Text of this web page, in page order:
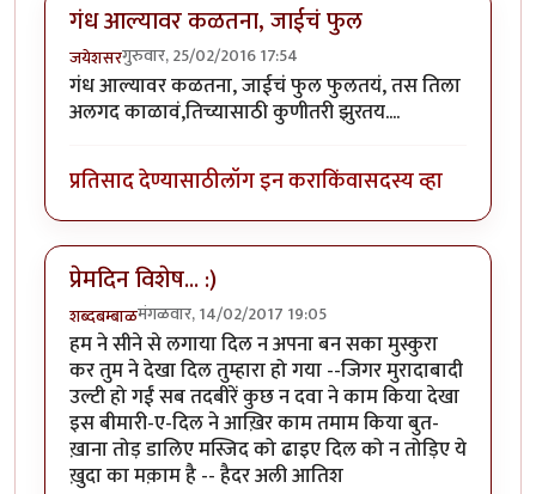
गंध आल्यावर कळतना, जाईचं फुल
जयेशसरगुरुवार, 25/02/2016 17:54
गंध आल्यावर कळतना, जाईचं फुल फुलतयं, तस तिला
अलगद काळावं,तिच्यासाठी कुणीतरी झुरतय....
प्रतिसाद देण्यासाठीलॉग इन कराकिंवासदस्य व्हा
प्रेमदिन विशेष... :)
शब्दबम्बाळमंगळवार, 14/02/2017 19:05
हम ने सीने से लगाया दिल न अपना बन सका मुस्कुरा
कर तुम ने देखा दिल तुम्हारा हो गया --जिगर मुरादाबादी
उल्टी हो गईं सब तदबीरें कुछ न दवा ने काम किया देखा
इस बीमारी-ए-दिल ने आख़िर काम तमाम किया बुत-
ख़ाना तोड़ डालिए मस्जिद को ढाइए दिल को न तोड़िए ये
ख़ुदा का मक़ाम है -- हैदर अली आतिश